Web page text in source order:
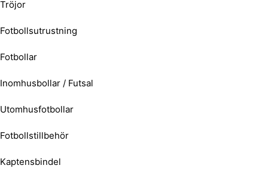
Tröjor
Fotbollsutrustning
Fotbollar
Inomhusbollar / Futsal
Utomhusfotbollar
Fotbollstillbehör
Kaptensbindel